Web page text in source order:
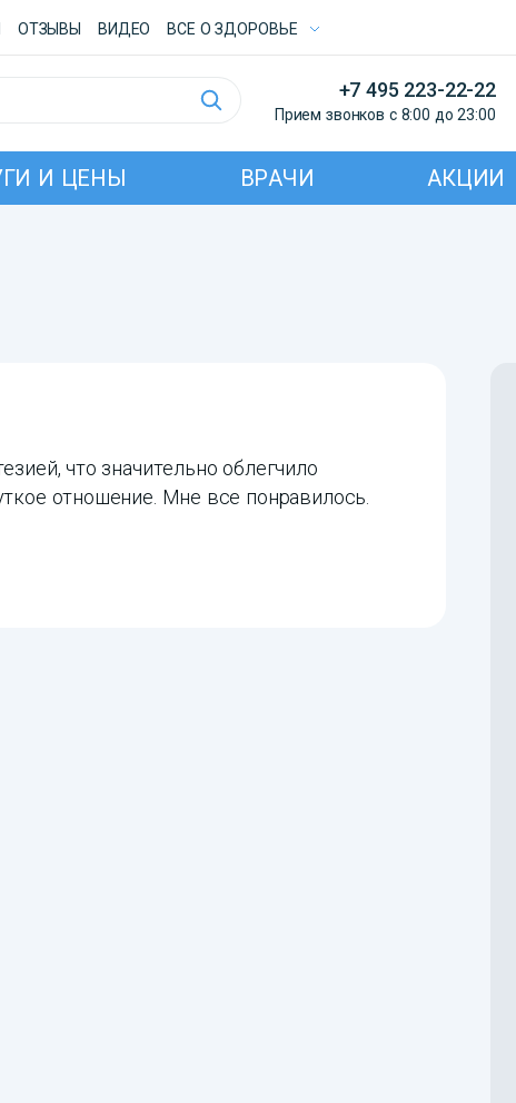
ОТЗЫВЫ ВИДЕО ВСE О ЗДОРОВЬЕ
+7 495 223-22-22
Прием звонков с 8:00 до 23:00
И ЦЕНЫ ВРАЧИ АКЦИИ
что значительно облегчило
отношение. Мне все понравилось.